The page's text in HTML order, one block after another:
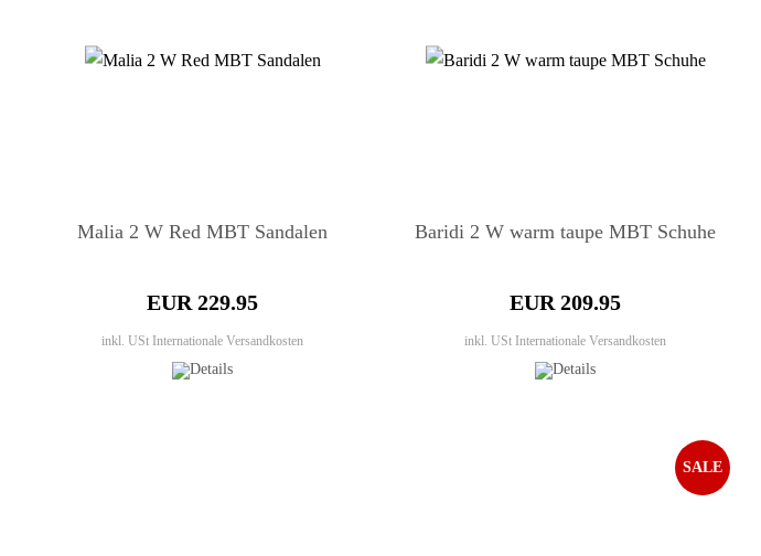
Malia 2 W Red MBT Sandalen
EUR 229.95
inkl. USt Internationale Versandkosten
Baridi 2 W warm taupe MBT Schuhe
EUR 209.95
inkl. USt Internationale Versandkosten
SALE